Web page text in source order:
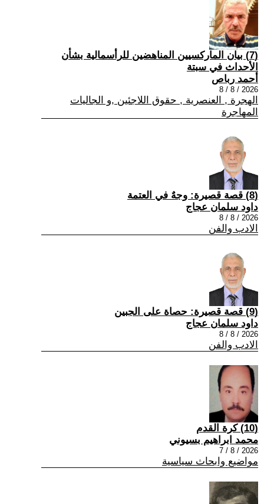
(7) بيان الماركسيين المناهضين للرأسمالية بشأن
الأحداث في سبتة
أحمد رباص
2026 / 8 / 8
الهجرة , العنصرية , حقوق اللاجئين ,و الجاليات
المهاجرة
(8) قصة قصيرة: وجهٌ في العتمة
داود سلمان عجاج
2026 / 8 / 8
الادب والفن
(9) قصة قصيرة: حصاة على الجبين
داود سلمان عجاج
2026 / 8 / 8
الادب والفن
(10) كرة القدم
محمد ابراهيم بسيوني
2026 / 8 / 7
مواضيع وابحاث سياسية